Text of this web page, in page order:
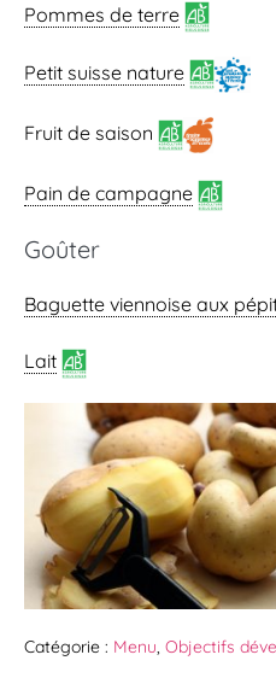
Pommes de terre
Petit suisse nature
Fruit de saison
Pain de campagne
Goûter
Baguette viennoise aux
Lait
Catégorie : Menu, Objectifs